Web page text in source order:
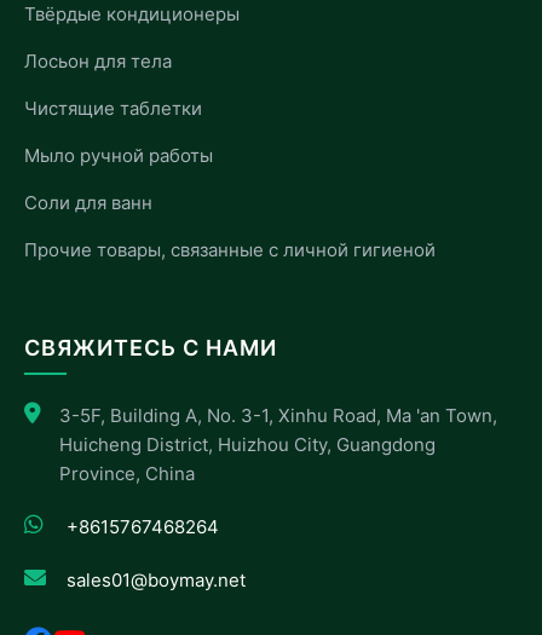
Твёрдые кондиционеры
Лосьон для тела
Чистящие таблетки
Мыло ручной работы
Соли для ванн
Прочие товары, связанные с личной гигиеной
СВЯЖИТЕСЬ С НАМИ
3-5F, Building A, No. 3-1, Xinhu Road, Ma 'an Town,
Huicheng District, Huizhou City, Guangdong
Province, China
+8615767468264
sales01@boymay.net